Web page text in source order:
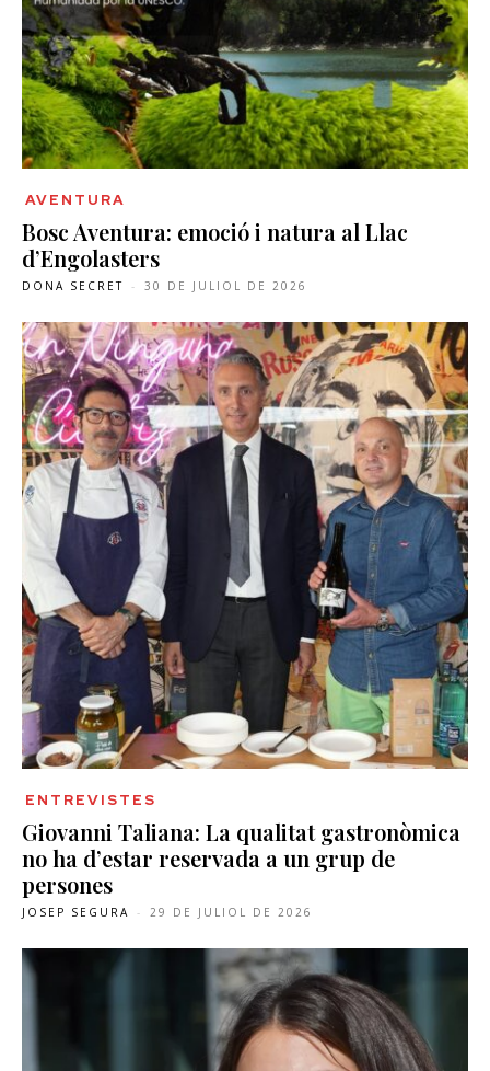
AVENTURA
Bosc Aventura: emoció i natura al Llac
d’Engolasters
DONA SECRET - 30 DE JULIOL DE 2026
ENTREVISTES
Giovanni Taliana: La qualitat gastronòmica
no ha d’estar reservada a un grup de
persones
JOSEP SEGURA - 29 DE JULIOL DE 2026